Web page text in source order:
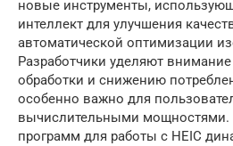
новые инструменты,
интеллект для улучшения
автоматической оптимизации
Разработчики уделяют
обработки и снижению
особенно важно для
вычислительными
программ для работы с HEIC